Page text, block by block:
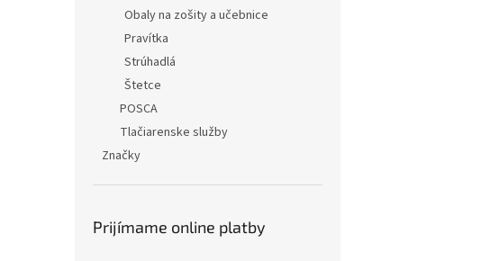
Obaly na zošity a učebnice
Pravítka
Strúhadlá
Štetce
POSCA
Tlačiarenske služby
Značky
Prijímame online platby